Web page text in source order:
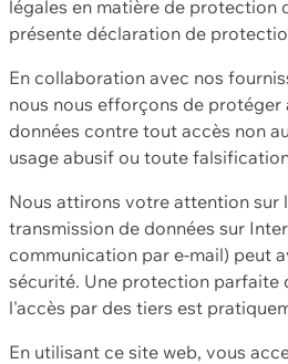
légales en matière de protection
présente déclaration de
En collaboration avec nos
nous nous efforçons de protéger
données contre tout accès non
usage abusif ou toute
Nous attirons votre attention sur
transmission de données sur
communication par e-mail) peut
sécurité. Une protection parfaite
l'accès par des tiers est
En utilisant ce site web, vous